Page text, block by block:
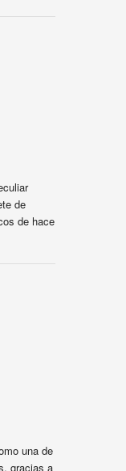
de
de hace
una de
gracias a